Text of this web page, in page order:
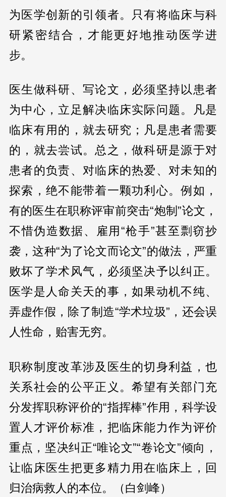
为医学创新的引领者。只有将临床与科
研紧密结合，才能更好地推动医学进
步。
医生做科研、写论文，必须坚持以患者
为中心，立足解决临床实际问题。凡是
临床有用的，就去研究；凡是患者需要
的，就去尝试。总之，做科研是源于对
患者的负责、对临床的热爱、对未知的
探索，绝不能带着一颗功利心。例如，
有的医生在职称评审前突击“炮制”论文，
不惜伪造数据、雇用“枪手”甚至剽窃抄
袭，这种“为了论文而论文”的做法，严重
败坏了学术风气，必须坚决予以纠正。
医学是人命关天的事，如果动机不纯、
弄虚作假，除了制造“学术垃圾”，还会误
人性命，贻害无穷。
职称制度改革涉及医生的切身利益，也
关系社会的公平正义。希望有关部门充
分发挥职称评价的“指挥棒”作用，科学设
置人才评价标准，把临床能力作为评价
重点，坚决纠正“唯论文”“卷论文”倾向，
让临床医生把更多精力用在临床上，回
归治病救人的本位。（白剑峰）